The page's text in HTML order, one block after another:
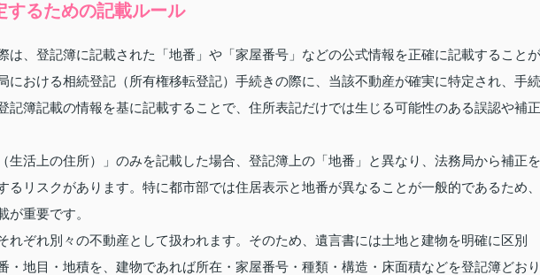
するための記載ルール
は、登記簿に記載された「地番」や「家屋番号」などの公式情報を正確に記載することが
における相続登記（所有権移転登記）手続きの際に、当該不動産が確実に特定され、手続
記簿記載の情報を基に記載することで、住所表記だけでは生じる可能性のある誤認や補正
生活上の住所）」のみを記載した場合、登記簿上の「地番」と異なり、法務局から補正を
るリスクがあります。特に都市部では住居表示と地番が異なることが一般的であるため、
が重要です。
れぞれ別々の不動産として扱われます。そのため、遺言書には土地と建物を明確に区別
・地目・地積を、建物であれば所在・家屋番号・種類・構造・床面積などを登記簿どおり